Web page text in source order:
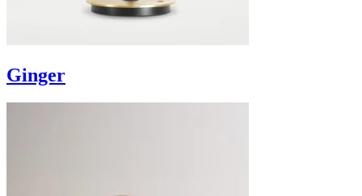
Ginger